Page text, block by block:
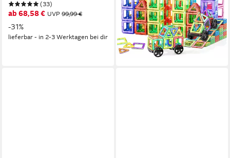
(33)
ab 68,58 € UVP 99,99 €
-31%
lieferbar - in 2-3 Werktagen bei dir
136 Stück, Unbegrenzte
Bauoptionen, 2D & 3D
27,99 € UVP39,99 €
-30%
lieferbar - in 8-10 Werktagen bei
dir